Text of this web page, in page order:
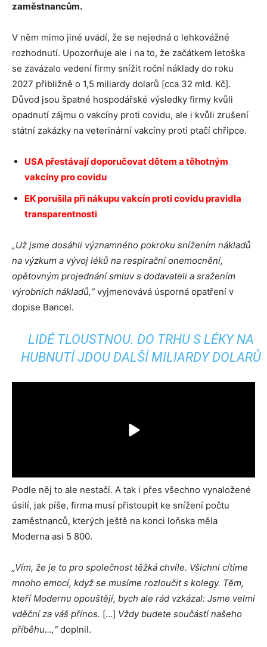
zaměstnancům.
V něm mimo jiné uvádí, že se nejedná o lehkovážné
rozhodnutí. Upozorňuje ale i na to, že začátkem letoška
se zavázalo vedení firmy snížit roční náklady do roku
2027 přibližně o 1,5 miliardy dolarů [cca 32 mld. Kč].
Důvod jsou špatné hospodářské výsledky firmy kvůli
opadnutí zájmu o vakcíny proti covidu, ale i kvůli zrušení
státní zakázky na veterinární vakcíny proti ptačí chřipce.
USA přestávají doporučovat dětem a těhotným
vakcíny pro covidu
EK porušila při nákupu vakcín proti covidu pravidla
transparentnosti
„Už jsme dosáhli významného pokroku snížením nákladů
na výzkum a vývoj léků na respirační onemocnění,
opětovným projednání smluv s dodavateli a sražením
výrobních nákladů,“vyjmenovává úsporná opatření v
dopise Bancel.
LIDÉ TLOUSTNOU. DO TRHU S LÉKY NA
HUBNUTÍ JDOU DALŠÍ MILIARDY DOLARŮ
Podle něj to ale nestačí. A tak i přes všechno vynaložené
úsilí, jak píše, firma musí přistoupit ke snížení počtu
zaměstnanců, kterých ještě na konci loňska měla
Moderna asi 5 800.
„Vím, že je to pro společnost těžká chvíle. Všichni cítíme
mnoho emocí, když se musíme rozloučit s kolegy. Těm,
kteří Modernu opouštějí, bych ale rád vzkázal: Jsme velmi
vděční za váš přínos. […] Vždy budete součástí našeho
příběhu…,“doplnil.